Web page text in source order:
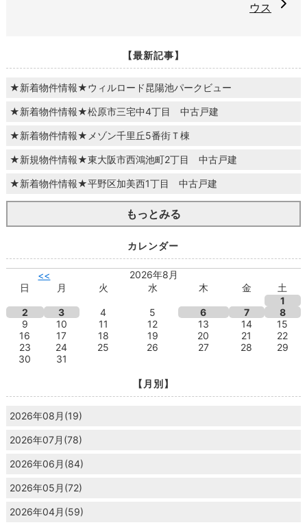
ウス
【最新記事】
★新着物件情報★ウィルロード昆陽池パークビュー
★新着物件情報★松原市三宅中4丁目 中古戸建
★新着物件情報★メゾン千里丘5番街Ｔ棟
★新規物件情報★東大阪市西鴻池町2丁目 中古戸建
★新着物件情報★平野区加美西1丁目 中古戸建
もっとみる
カレンダー
<<
2026年8月
日
月 火 水 木 金
土
1
2
3 4 5 6 7
8
9
10 11 12 13 14
15
16
17 18 19 20 21
22
23
24 25 26 27 28
29
30
31
【月別】
2026年08月(19)
2026年07月(78)
2026年06月(84)
2026年05月(72)
2026年04月(59)